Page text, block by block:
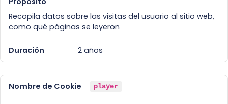
Recopila datos sobre las visitas del usuario al sitio web,
como qué páginas se leyeron
2 años
player